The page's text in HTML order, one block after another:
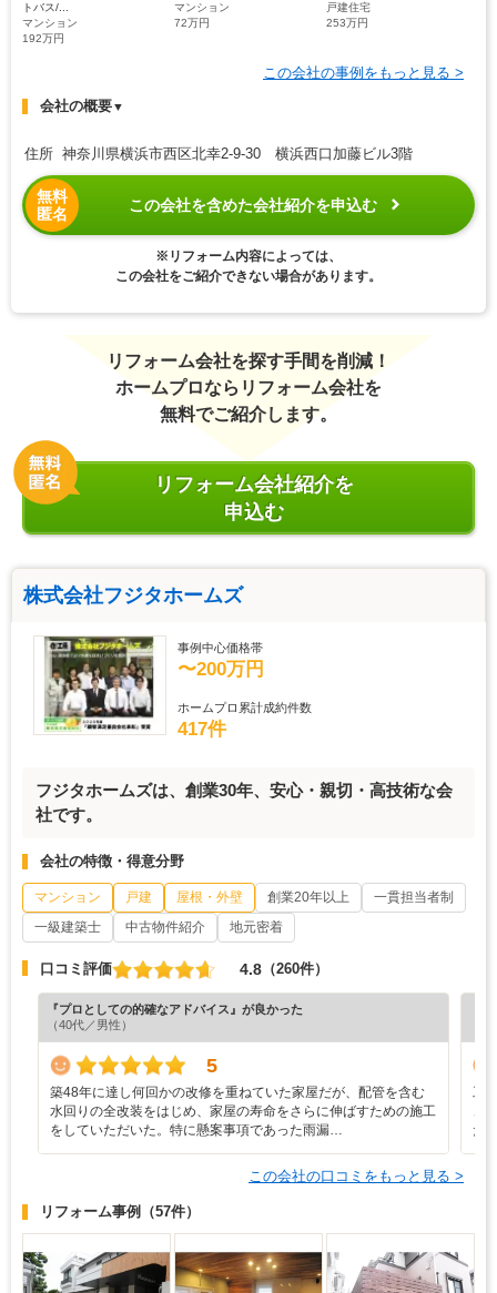
トバス/...
マンション
192万円
マンション
72万円
戸建住宅
253万円
この会社の事例をもっと見る >
会社の概要▼
住所 神奈川県横浜市西区北幸2-9-30 横浜西口加藤ビル3階
無料
匿名
この会社を含めた会社紹介を申込む
※リフォーム内容によっては、
この会社をご紹介できない場合があります。
リフォーム会社を探す手間を削減！
ホームプロならリフォーム会社を
無料でご紹介します。
リフォーム会社紹介を
申込む
株式会社フジタホームズ
事例中心価格帯
〜200万円
ホームプロ累計成約件数
417件
フジタホームズは、創業30年、安心・親切・高技術な会
社です。
会社の特徴・得意分野
マンション 戸建 屋根・外壁 創業20年以上
一貫担当者制
一級建築士
中古物件紹介 地元密着
口コミ評価 4.8 （260件）
『プロとしての的確なアドバイス』が良かった
（40代／男性）
5
築48年に達し何回かの改修を重ねていた家屋だが、配管を含む
水回りの全改装をはじめ、家屋の寿命をさらに伸ばすための施工
をしていただいた。特に懸案事項であった雨漏…
工
た
この会社の口コミをもっと見る >
リフォーム事例 （57件）